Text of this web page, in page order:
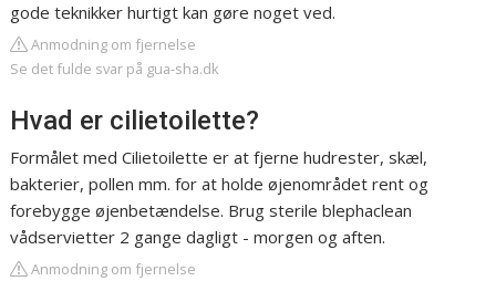
gode teknikker hurtigt kan gøre noget ved.
Anmodning om fjernelse
Se det fulde svar på gua-sha.dk
Hvad er cilietoilette?
Formålet med Cilietoilette er at fjerne hudrester, skæl,
bakterier, pollen mm. for at holde øjenområdet rent og
forebygge øjenbetændelse. Brug sterile blephaclean
vådservietter 2 gange dagligt - morgen og aften.
Anmodning om fjernelse